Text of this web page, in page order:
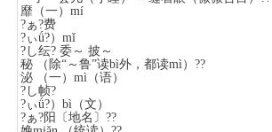
靡（一）mí
?ぁ?费
?ぃǘ?）mǐ
?し纭? 委～ 披～
秘 （除“～鲁”读bì外，都读mì）??
泌 （一）mì（语）
?し帧?
?ぃǘ?）bì（文）
?ぁ?阳〔地名〕??